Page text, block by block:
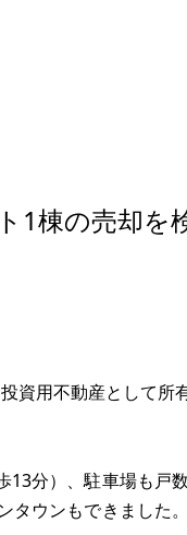
1棟の売却を
資用不動産として所
13分）、駐車場も戸
タウンもできました